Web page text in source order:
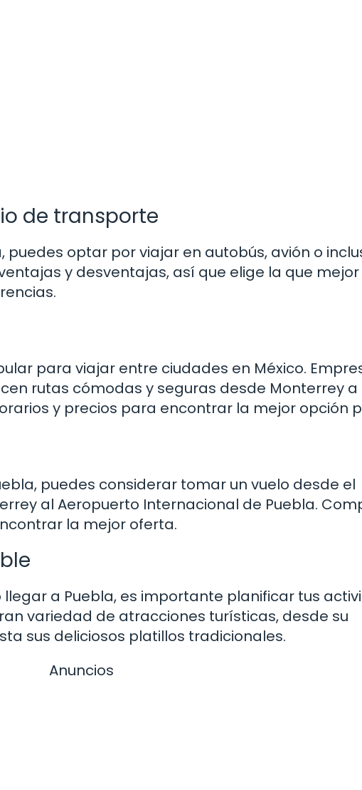
de transporte
puedes optar por viajar en autobús, avión o
y desventajas, así que elige la que mejor
para viajar entre ciudades en México.
rutas cómodas y seguras desde Monterrey a
y precios para encontrar la mejor opción
puedes considerar tomar un vuelo desde el
al Aeropuerto Internacional de Puebla.
la mejor oferta.
a Puebla, es importante planificar tus
variedad de atracciones turísticas, desde su
sus deliciosos platillos tradicionales.
Anuncios